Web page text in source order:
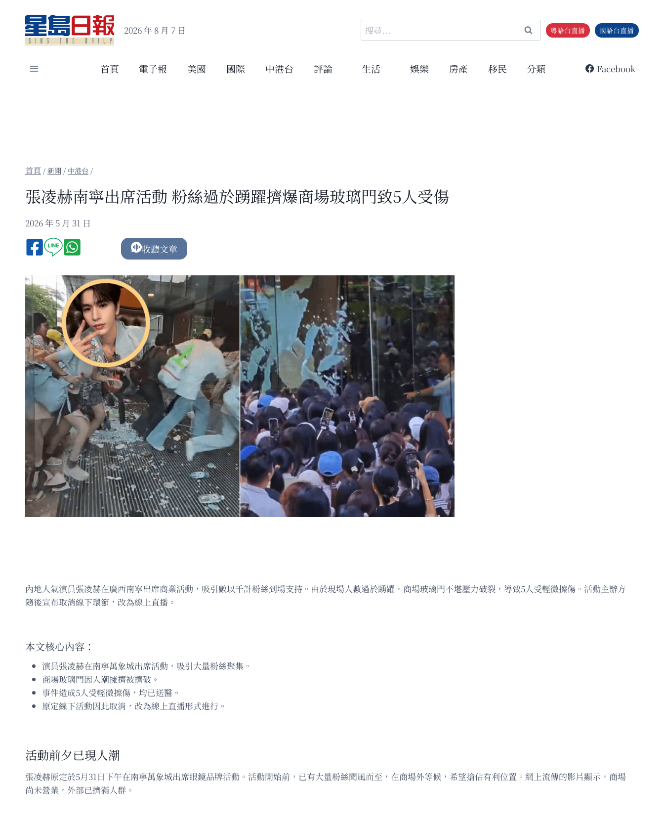
content
2026 年 8 月 7 日
搜
尋
鍵
粵語台直播 國語台直播
首頁 電子報 美國 國際 中港台 評論 生活 娛樂 房產 移民 分類 Facebook
/新聞 / 中港台 /
張凌赫南寧出席活動 粉絲過於踴躍擠爆商場玻璃門致5人受傷
2026 年 5 月 31 日
收聽文章
內地人氣演員張凌赫在廣西南寧出席商業活動，吸引數以千計粉絲到場支持。由於現場人數過於踴躍，商場玻璃門不堪壓力破裂，導致5人受輕微擦傷。活動主辦方
隨後宣布取消線下環節，改為線上直播。
本文核心內容：
演員張凌赫在南寧萬象城出席活動，吸引大量粉絲聚集。
商場玻璃門因人潮擁擠被擠破。
事件造成5人受輕微擦傷，均已送醫。
原定線下活動因此取消，改為線上直播形式進行。
活動前夕已現人潮
張凌赫原定於5月31日下午在南寧萬象城出席眼鏡品牌活動。活動開始前，已有大量粉絲聞風而至，在商場外等候，希望搶佔有利位置。網上流傳的影片顯示，商場
尚未營業，外部已擠滿人群。